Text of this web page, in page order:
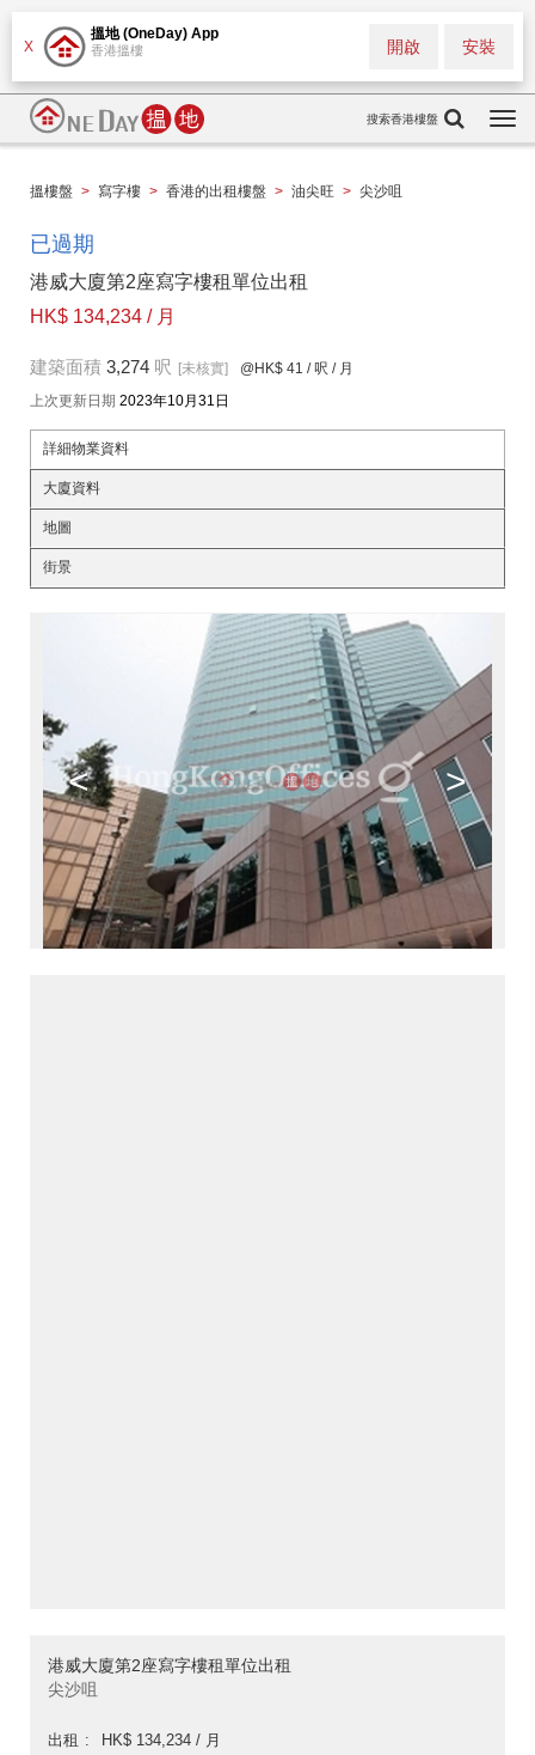
X
搵地 (OneDay) App
香港搵樓 安裝
開啟
搜索香港樓盤
搵樓盤 > 寫字樓 > 香港的出租樓盤 > 油尖旺 > 尖沙咀
已過期
港威大廈第2座寫字樓租單位出租
HK$ 134,234 / 月
建築面積 3,274 呎 [未核實] @HK$ 41 / 呎 / 月
上次更新日期 2023年10月31日
詳細物業資料
大廈資料
地圖
街景
< >
港威大廈第2座寫字樓租單位出租
尖沙咀
出租
HK$ 134,234 / 月